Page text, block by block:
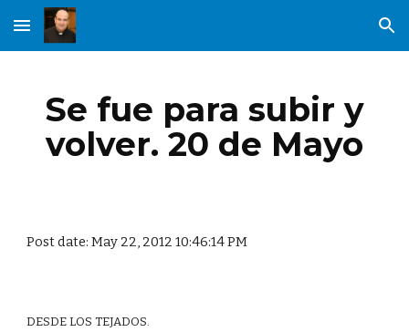
Skip to main content Skip to navigation
Se fue para subir y
volver. 20 de Mayo
Post date: May 22, 2012 10:46:14 PM
DESDE LOS TEJADOS.